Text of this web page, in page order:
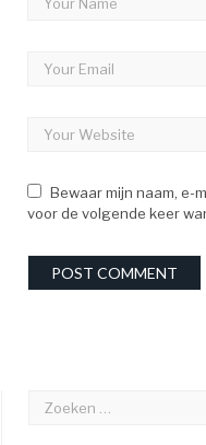
Bewaar mijn naam, e-
voor de volgende keer